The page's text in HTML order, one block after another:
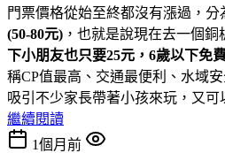
門票價格從始至終都沒有漲過，分
(50-80元) ，也就是說現在去一個銅
下小朋友也只要25元，6歲以下免
稱CP值最高、交通最便利、水域
吸引不少家長帶著小孩來玩，又
繼續閱讀
1個月前